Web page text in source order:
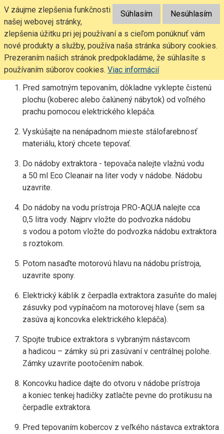
vodný vysávač, vodný vysavač rainbow cena, vodný
vysavac hyla cena, vodny vysavac vivenso cena, vodny
vysavac karcher, vodny vysavac so separatorom, vodný
vysavač zepter cleansy, bezsáčkový vodný vysávač,
najlepšie vysávače
Sledujte
Menu rozbaliť
AKO SPRÁVNE TEPOVAŤ
Pred samotným tepovaním, dôkladne vyklepte čistenú
plochu (koberec alebo čalúnený nábytok) od voľného
prachu pomocou elektrického klepáča.
Vyskúšajte na nenápadnom mieste stálofarebnosť
materiálu, ktorý chcete tepovať.
Do nádoby extraktora - tepovača nalejte vlažnú vodu
a 50 ml Eco Cleanair na liter vody v nádobe. Nádobu
uzavrite.
Do nádoby na vodu prístroja PRO-AQUA nalejte cca
0,5 litra vody. Najprv vložte do podvozka nádobu
s vodou a potom vložte do podvozka nádobu extraktora
s roztokom.
Potom nasaďte motorovú hlavu na nádobu prístroja,
uzavrite spony.
Elektrický káblik z čerpadla extraktora zasuňte do malej
zásuvky pod vypínačom na motorovej hlave (sem sa
zasúva aj koncovka elektrického klepáča).
Spojte trubice extraktora s vybraným nástavcom
a hadicou – zámky sú pri zasúvaní v centrálnej polohe.
Zámky uzavrite pootočením nabok.
Koncovku hadice dajte do otvoru v nádobe prístroja
a koniec tenkej hadičky zatlačte pevne do protikusu na
čerpadle extraktora.
Pred tepovaním kobercov z veľkého nástavca extraktora
Nesúhlasím
Súhlasím
V záujme zlepšenia funkčnosti
našej webovej stránky,
zlepšenia úžitku pri jej používaní a s cieľom ponúknuť vám
nové produkty a služby, používa naša stránka súbory cookies.
Prezeraním našich stránok predpokladáme, že súhlasíte s
používaním súborov cookies. Viac informácií